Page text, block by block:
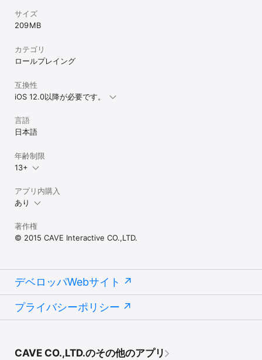
サイズ
209 MB
カテゴリ
ロールプレイング
互換性
iOS 12.0以降が必要です。
言語
日本語
年齢制限
13+
アプリ内購入
あり
著作権
© 2015 CAVE Interactive CO.,LTD.
デベロッパWebサイト
プライバシーポリシー
CAVE CO.,LTD.のその他のアプリ